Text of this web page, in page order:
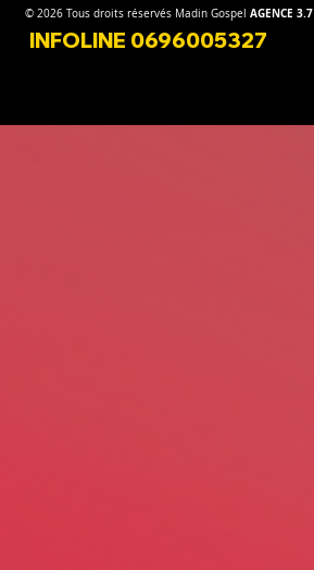
INFOLINE 0696005327
© 2026 Tous droits réservés Madin Gospel AGENCE 3.7